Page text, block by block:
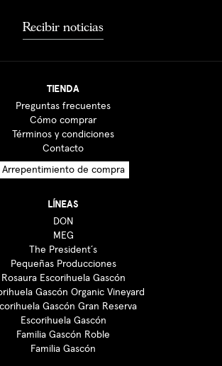
Recibir noticias
TIENDA
Preguntas frecuentes
Cómo comprar
Términos y condiciones
Contacto
Arrepentimiento de compra
LÍNEAS
DON
MEG
The President´s
Pequeñas Producciones
Rosaura Escorihuela Gascón
Gascón Organic Vineyard
Gascón Gran Reserva
Escorihuela Gascón
Familia Gascón Roble
Familia Gascón